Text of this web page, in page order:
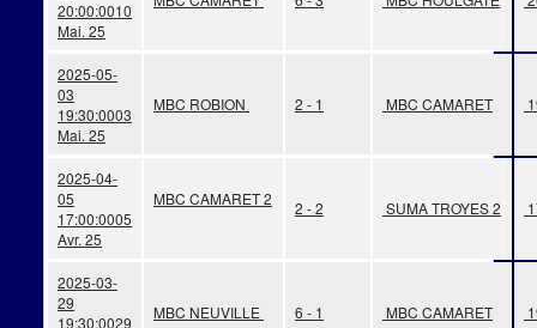
20:00:0010
Mai. 25
2025-05-
03
19:30:0003
Mai. 25
MBC ROBION 2 - 1 MBC CAMARET
2025-04-
05
17:00:0005
Avr. 25
MBC CAMARET 2 2 - 2 SUMA TROYES 2
2025-03-
29
19:30:0029
MBC NEUVILLE 6 - 1 MBC CAMARET